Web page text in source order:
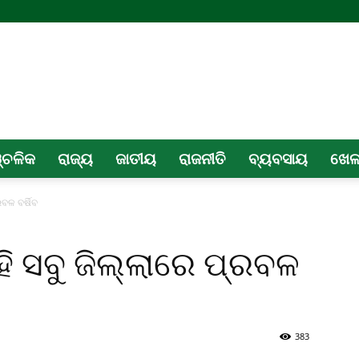
ରାଜ୍ୟ ଜାତୀୟ ରାଜନୀତି ବ୍ୟବସାୟ
ବର୍ଷିବ
ସବୁ ଜିଲ୍ଲାରେ ପ୍ରବଳ
383